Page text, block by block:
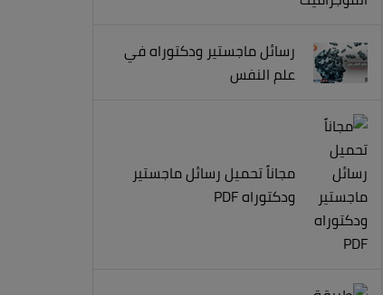
رسائل ماجستير ودكتوراه في
علم النفس
مجاناً تحميل رسائل ماجستير
ودكتوراه PDF